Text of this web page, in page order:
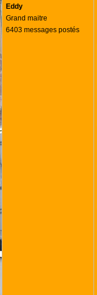
Eddy
Grand maitre
6403 messages postés